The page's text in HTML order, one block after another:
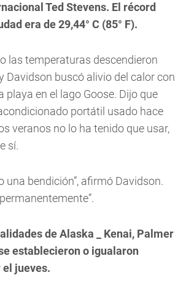
Ted Stevens. El récord
era de 29,44° C (85° F).
las temperaturas descendieron
Davidson buscó alivio del calor con
playa en el lago Goose. Dijo que
portátil usado hace
veranos no lo ha tenido que usar,
sí.
una bendición”, afirmó Davidson.
de Alaska _ Kenai, Palmer
establecieron o igualaron
jueves.